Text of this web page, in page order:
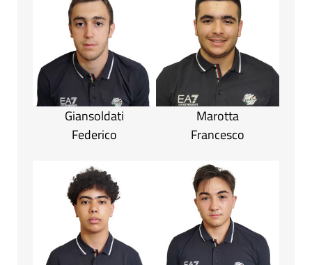
Giansoldati
Federico
Marotta
Francesco